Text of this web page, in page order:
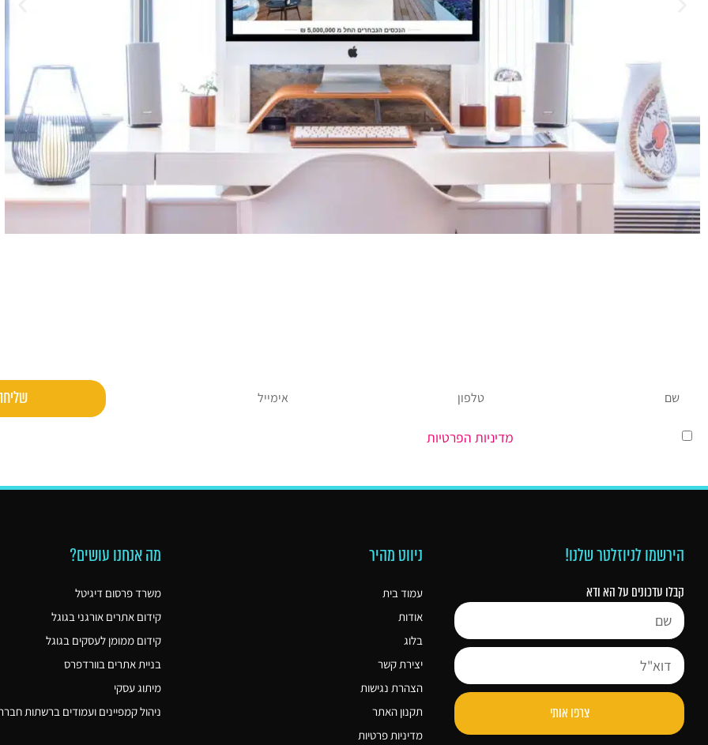
מדיניות הפרטיות
הירשמו לניוזלטר שלנו!
קבלו עדכונים על הא ודא
צרפו אותי
ניווט מהיר
עמוד בית
אודות
בלוג
יצירת קשר
הצהרת נגישות
תקנון האתר
מדיניות פרטיות
מה אנחנו עושים?
משרד פרסום דיגיטל
קידום אתרים אורגני בגוגל
קידום ממומן לעסקים בגוגל
בניית אתרים בוורדפרס
מיתוג עסקי
ניהול קמפיינים ועמודים ברשתות